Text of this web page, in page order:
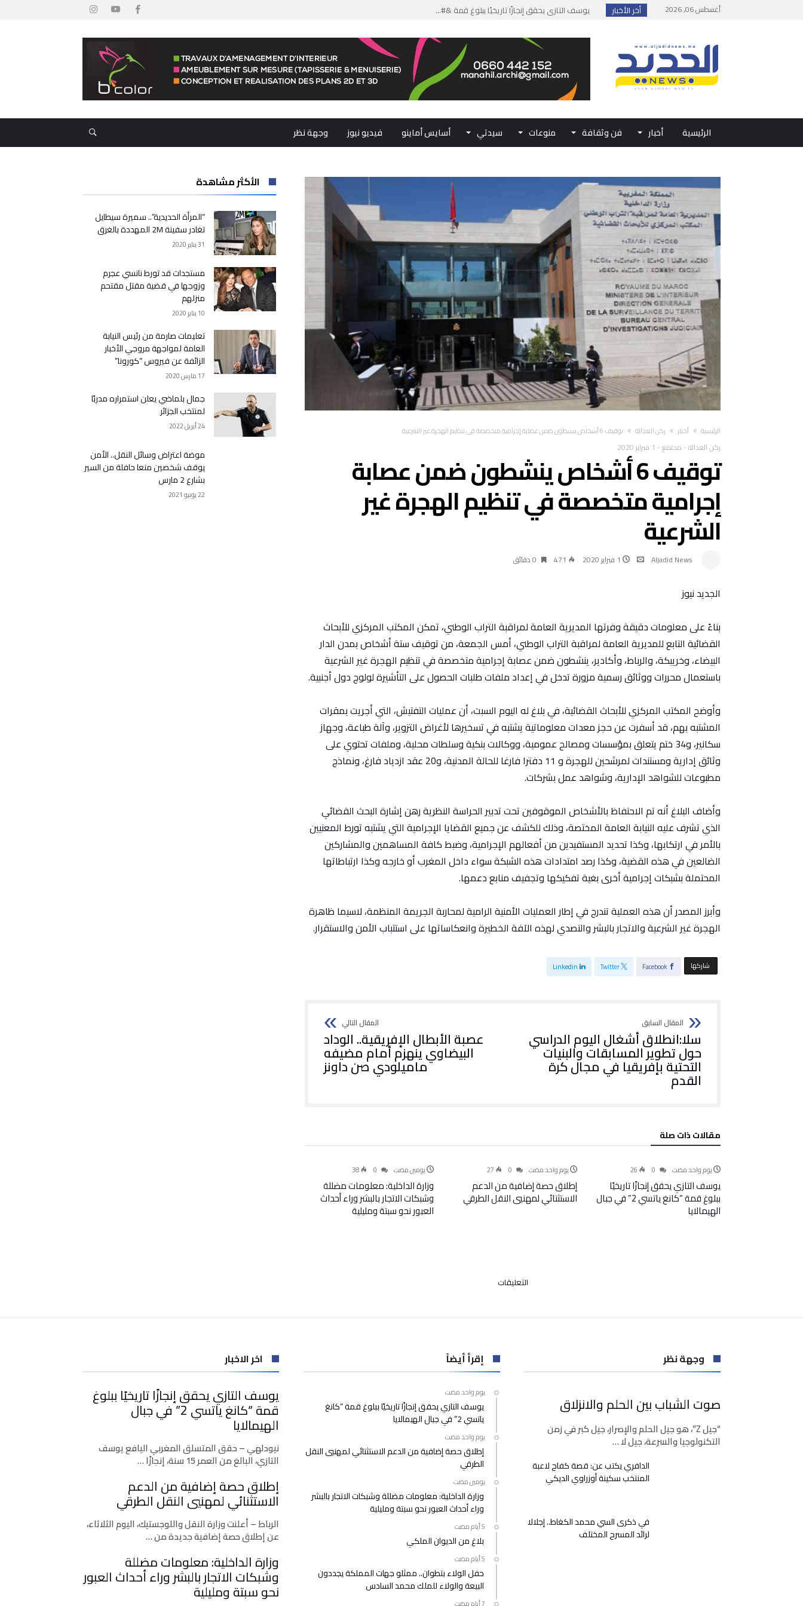
أغسطس 06, 2026 أخر الأخبار
إطلاق حصة إضافية من الدعم الاستثنائي لمهنيي ال...
بلاغ من الديوان الملكي...
حفل الولاء بتطوان.. ممثلو جهات المملكة يجددون ...
الرئيسية أخبار فن وثقافة منوعات سيدتي أسايس أماينو فيديو نيوز وجهة نظر
‫الرئيسية‬ أخبار ركن العدالة توقيف 6 أشخاص ينشطون ضمن عصابة إجرامية متخصصة في تنظيم الهجرة غير الشرعية
ركن العدالة- مجتمع- 1 فبراير 2020
توقيف 6 أشخاص ينشطون ضمن عصابة
إجرامية متخصصة في تنظيم الهجرة غير
الشرعية
Aljadid News 1 فبراير 2020 471 0 ‫دقائق‬
الجديد نيوز
بناءً على معلومات دقيقة وفرتها المديرية العامة لمراقبة التراب الوطني، تمكن المكتب المركزي للأبحاث
القضائية التابع للمديرية العامة لمراقبة التراب الوطني، أمس الجمعة، من توقيف ستة أشخاص بمدن الدار
البيضاء، وخريبكة، والرباط، وأكادير، ينشطون ضمن عصابة إجرامية متخصصة في تنظيم الهجرة غير الشرعية
باستعمال محررات ووثائق رسمية مزورة تدخل في إعداد ملفات طلبات الحصول على التأشيرة لولوج دول أجنبية.
وأوضح المكتب المركزي للأبحاث القضائية، في بلاغ له اليوم السبت، أن عمليات التفتيش، التي أجريت بمقرات
المشتبه بهم، قد أسفرت عن حجز معدات معلوماتية يشتبه في تسخيرها لأغراض التزوير، وآلة طباعة، وجهاز
سكانير، و34 ختم يتعلق بمؤسسات ومصالح عمومية، ووكالات بنكية وسلطات محلية، وملفات تحتوي على
وثائق إدارية ومستندات لمرشحين للهجرة و 11 دفترا فارغا للحالة المدنية، و20 عقد ازدياد فارغ، ونماذج
مطبوعات للشواهد الإدارية، وشواهد عمل بشركات.
وأضاف البلاغ أنه تم الاحتفاظ بالأشخاص الموقوفين تحت تدبير الحراسة النظرية رهن إشارة البحث القضائي
الذي تشرف عليه النيابة العامة المختصة، وذلك للكشف عن جميع القضايا الإجرامية التي يشتبه تورط المعنيين
بالأمر في ارتكابها، وكذا تحديد المستفيدين من أفعالهم الإجرامية، وضبط كافة المساهمين والمشاركين
الضالعين في هذه القضية، وكذا رصد امتدادات هذه الشبكة سواء داخل المغرب أو خارجه وكذا ارتباطاتها
المحتملة بشبكات إجرامية أخرى بغية تفكيكها وتجفيف منابع دعمها.
وأبرز المصدر أن هذه العملية تندرج في إطار العمليات الأمنية الرامية لمحاربة الجريمة المنظمة، لاسيما ظاهرة
الهجرة غير الشرعية والاتجار بالبشر والتصدي لهذه الآفة الخطيرة وانعكاساتها على استتباب الأمن والاستقرار.
‫‫ شاركها‬ Facebook
Twitter
Linkedin
سلا:انطلاق أشغال اليوم الدراسي
حول تطوير المسابقات والبنيات
التحتية بإفريقيا في مجال كرة
القدم
عصبة الأبطال الإفريقية.. الوداد
البيضاوي ينهزم أمام مضيفه
ماميلودي صن داونز
‫مقالات ذات صلة‬
رياضة
‫‫‫‏‫يوم واحد مضت‬ 26
يوسف التازي يحقق إنجازًا تاريخيًا
ببلوغ قمة “كانغ ياتسي 2” في جبال
الهيمالايا
أخبار
‫‫‫‏‫يوم واحد مضت‬ 27
إطلاق حصة إضافية من الدعم
الاستثنائي لمهنيي النقل الطرقي
سياسة
‫‫‫‏‫يومين مضت‬ 38
وزارة الداخلية: معلومات مضللة
وشبكات الاتجار بالبشر وراء أحداث
العبور نحو سبتة ومليلية
التعليقات
أشخاص
عصابة
إجرامية
في
تنظيم
الهجرة
غير
الشرعية
مغلقة
الأكثر مشاهدة
“المرأة الحديدية”.. سميرة سيطايل
تغادر سفينة 2M المهددة بالغرق
31 يناير 2020
مستجدات قد تورط نانسي عجرم
وزوجها في قضية مقتل مقتحم
منزلهم
10 يناير 2020
تعليمات صارمة من رئيس النيابة
العامة لمواجهة مروجي الأخبار
الزائفة عن فيروس “كورونا”
17 مارس 2020
جمال بلماضي يعلن استمراره مدربًا
لمنتخب الجزائر
24 أبريل 2022
موضة اعتراض وسائل النقل.. الأمن
يوقف شخصين منعا حافلة من السير
بشارع 2 مارس
22 يونيو 2021
وجهة نظر
صوت الشباب بين الحلم والانزلاق
“جيل Z”، هو جيل الحلم والإصرار، جيل كبر في زمن
التكنولوجيا والسرعة، جيل لا …
الدافري يكتب عن: قصة كفاح لاعبة
المنتخب سكينة أوزراوي الديكي
في ذكرى السي محمد الكغاط.. إجلالا
لرائد المسرح المختلف
إقرأ أيضاً
‫‫‫‏‫يوم واحد مضت‬
يوسف التازي يحقق إنجازًا تاريخيًا ببلوغ قمة “كانغ
ياتسي 2” في جبال الهيمالايا
‫‫‫‏‫يوم واحد مضت‬
إطلاق حصة إضافية من الدعم الاستثنائي لمهنيي النقل
الطرقي
‫‫‫‏‫يومين مضت‬
وزارة الداخلية: معلومات مضللة وشبكات الاتجار بالبشر
وراء أحداث العبور نحو سبتة ومليلية
بلاغ من الديوان الملكي
حفل الولاء بتطوان.. ممثلو جهات المملكة يجددون
البيعة والولاء للملك محمد السادس
اخر الاخبار
يوسف التازي يحقق إنجازًا تاريخيًا ببلوغ
قمة “كانغ ياتسي 2” في جبال
الهيمالايا
نيودلهي – حقق المتسلق المغربي اليافع يوسف
التازي، البالغ من العمر 15 سنة، إنجازًا …
إطلاق حصة إضافية من الدعم
الاستثنائي لمهنيي النقل الطرقي
الرباط – أعلنت وزارة النقل واللوجستيك، اليوم الثلاثاء،
عن إطلاق حصة إضافية جديدة من …
وزارة الداخلية: معلومات مضللة
وشبكات الاتجار بالبشر وراء أحداث العبور
نحو سبتة ومليلية